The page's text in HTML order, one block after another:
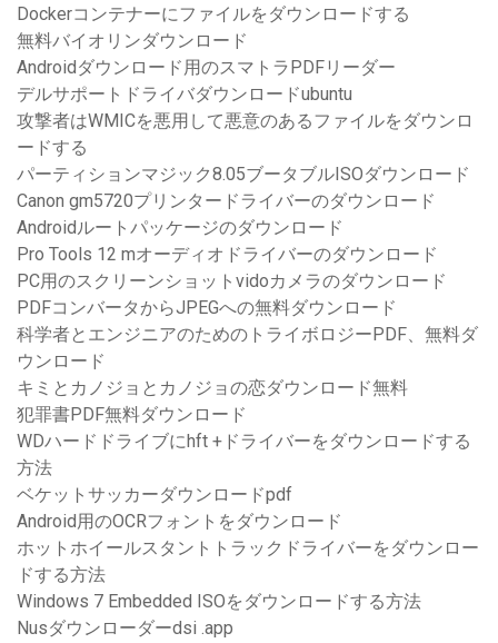
Dockerコンテナーにファイルをダウンロードする
無料バイオリンダウンロード
Androidダウンロード用のスマトラPDFリーダー
デルサポートドライバダウンロードubuntu
攻撃者はWMICを悪用して悪意のあるファイルをダウンロ
ードする
パーティションマジック8.05ブータブルISOダウンロード
Canon gm5720プリンタードライバーのダウンロード
Androidルートパッケージのダウンロード
Pro Tools 12 mオーディオドライバーのダウンロード
PC用のスクリーンショットvidoカメラのダウンロード
PDFコンバータからJPEGへの無料ダウンロード
科学者とエンジニアのためのトライボロジーPDF、無料ダ
ウンロード
キミとカノジョとカノジョの恋ダウンロード無料
犯罪書PDF無料ダウンロード
WDハードドライブにhft +ドライバーをダウンロードする
方法
ベケットサッカーダウンロードpdf
Android用のOCRフォントをダウンロード
ホットホイールスタントトラックドライバーをダウンロー
ドする方法
Windows 7 Embedded ISOをダウンロードする方法
Nusダウンローダーdsi .app